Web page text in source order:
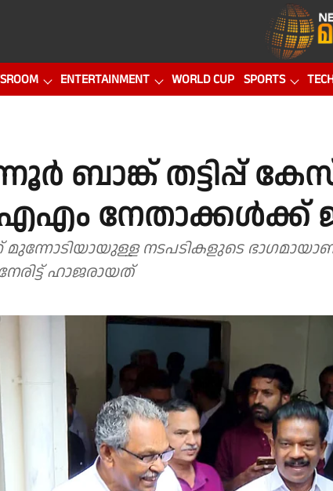
ENTERTAINMENT WORLD CUP SPORTS
ബാങ്ക് തട്ടിപ്പ്
നേതാക്കൾക്ക്
നടപടികളുടെ
ഹാജരായത്